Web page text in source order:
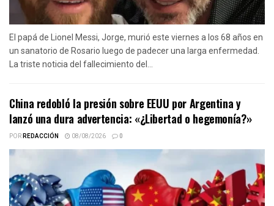
El papá de Lionel Messi, Jorge, murió este viernes a los 68 años en
un sanatorio de Rosario luego de padecer una larga enfermedad.
La triste noticia del fallecimiento del...
China redobló la presión sobre EEUU por Argentina y
lanzó una dura advertencia: «¿Libertad o hegemonía?»
PORREDACCIÓN 08/08/2026 0